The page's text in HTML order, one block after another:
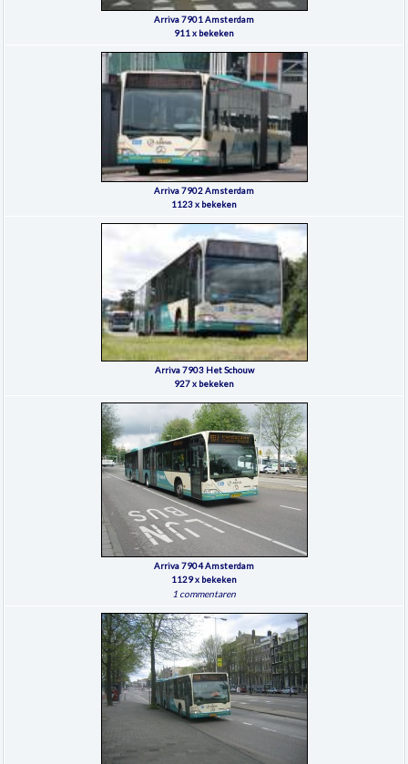
Arriva 7901 Amsterdam
911 x bekeken
Arriva 7902 Amsterdam
1123 x bekeken
Arriva 7903 Het Schouw
927 x bekeken
Arriva 7904 Amsterdam
1129 x bekeken
1 commentaren